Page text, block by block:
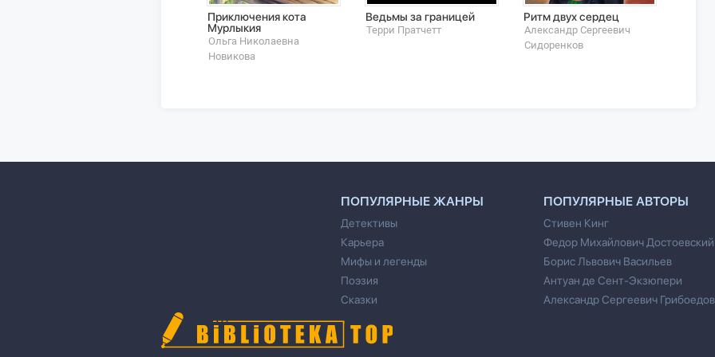
Приключения кота
Мурлыкия
Ольга Николаевна
Новикова
Ведьмы за границей
Терри Пратчетт
Ритм двух сердец
Александр Сергеевич
Сидоренков
ПОПУЛЯРНЫЕ ЖАНРЫ
Детективы
Карьера
Мифы и легенды
Поэзия
Сказки
ПОПУЛЯРНЫЕ АВТОРЫ
Стивен Кинг
Федор Михайлович Достоевский
Борис Львович Васильев
Антуан де Сент-Экзюпери
Александр Сергеевич Грибоедов